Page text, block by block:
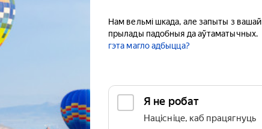
Нам вельмі шкада, але запыты з вашай
прылады падобныя да аўтаматычных.
гэта магло адбыцца?
Я не робат
Націсніце, каб працягнуць